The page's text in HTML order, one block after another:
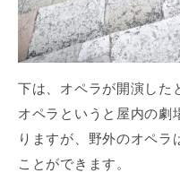
下は、オペラが開演した
オペラというと屋内の劇
りますが、野外のオペラ
ことができます。